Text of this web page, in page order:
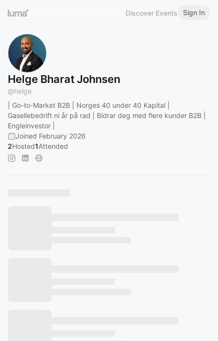
Discover Events Sign In
Helge Bharat Johnsen
@helge
| Go-to-Market B2B | Norges 40 under 40 Kapital |
Gasellebedrift ni år på rad | Bidrar deg med flere kunder B2B |
Engleinvestor |
Joined February 2026
2Hosted1Attended